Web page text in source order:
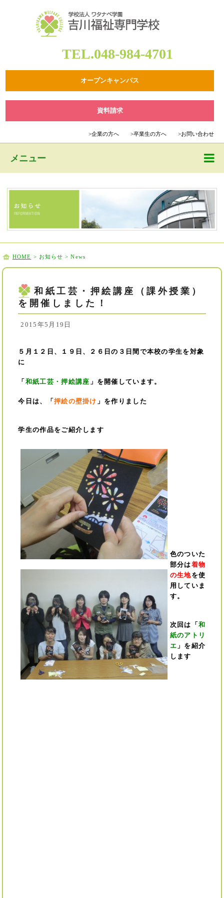
TEL.048-984-4701
オープンキャンパス
資料請求
>企業の方へ >卒業生の方へ >お問い合わせ
メニュー
HOME > お知らせ > News
和紙工芸・押絵講座（課外授業）
を開催しました！
2015年5月19日
５月１２日、１９日、２６日の３日間で本校の学生を対象
に
「 和紙工芸・押絵講座 」を開催しています。
今日は、「 押絵の壁掛け 」を作りました
学生の作品をご紹介します
色のついた
部分は着物
の生地を使
用していま
す。
次回は「和
紙のアトリ
エ 」を紹介
します